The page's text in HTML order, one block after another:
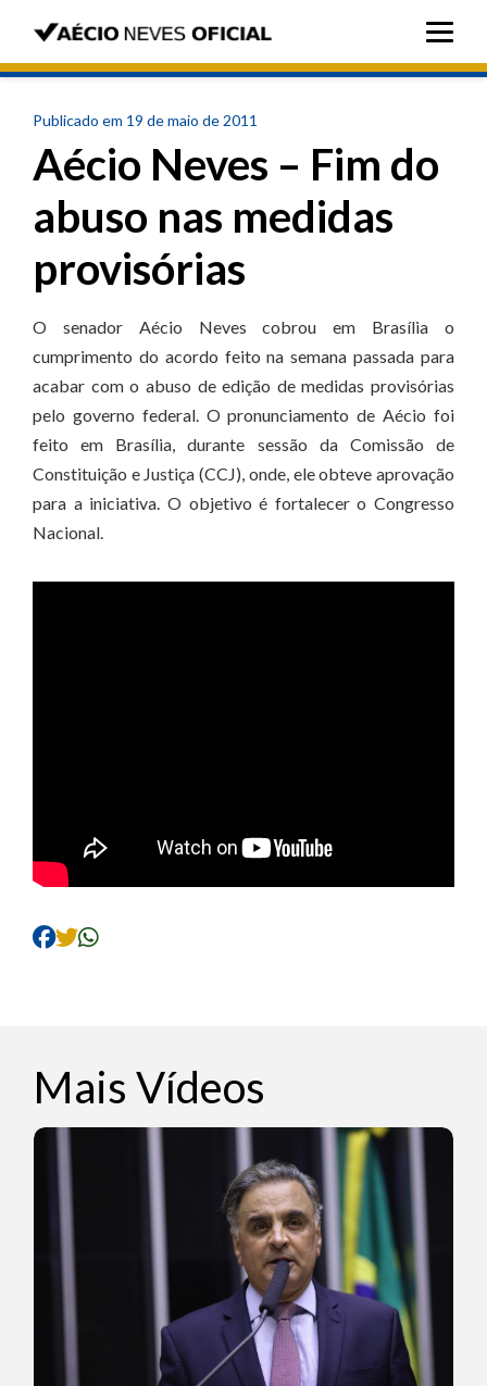
Publicado em 19 de maio de 2011
Aécio Neves – Fim do
abuso nas medidas
provisórias
O senador Aécio Neves cobrou em Brasília o
cumprimento do acordo feito na semana passada para
acabar com o abuso de edição de medidas provisórias
pelo governo federal. O pronunciamento de Aécio foi
feito em Brasília, durante sessão da Comissão de
Constituição e Justiça (CCJ), onde, ele obteve aprovação
para a iniciativa. O objetivo é fortalecer o Congresso
Nacional.
Mais Vídeos